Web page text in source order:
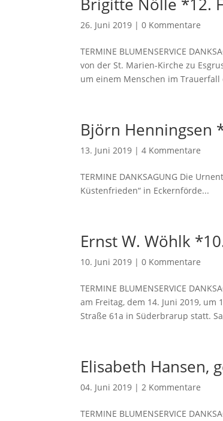
26. Juni 2019 |0 Kommentare
TERMINE BLUMENSERVICE
von der St. Marien-Kirche zu
um einem Menschen im Trauerfall
Björn Henningsen
13. Juni 2019 |4 Kommentare
TERMINE DANKSAGUNG Die
Küstenfrieden“ in Eckernförde...
Ernst W. Wöhlk
10. Juni 2019 |0 Kommentare
TERMINE BLUMENSERVICE
am Freitag, dem 14. Juni 2019,
Straße 61a in Süderbrarup statt.
Elisabeth Hansen,
04. Juni 2019 |2 Kommentare
TERMINE BLUMENSERVICE